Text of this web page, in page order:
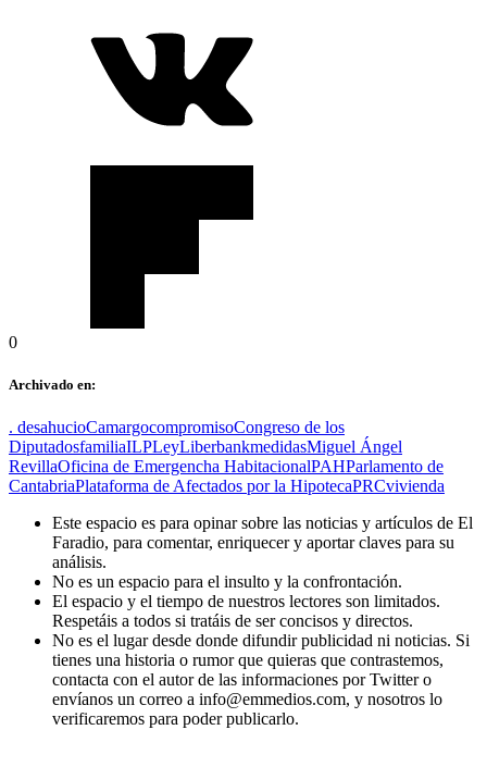
0
Archivado en:
. desahucioCamargocompromisoCongreso de los
DiputadosfamiliaILPLeyLiberbankmedidasMiguel Ángel
RevillaOficina de Emergencha HabitacionalPAHParlamento de
CantabriaPlataforma de Afectados por la HipotecaPRCvivienda
Este espacio es para opinar sobre las noticias y artículos de El
Faradio, para comentar, enriquecer y aportar claves para su
análisis.
No es un espacio para el insulto y la confrontación.
El espacio y el tiempo de nuestros lectores son limitados.
Respetáis a todos si tratáis de ser concisos y directos.
No es el lugar desde donde difundir publicidad ni noticias. Si
tienes una historia o rumor que quieras que contrastemos,
contacta con el autor de las informaciones por Twitter o
envíanos un correo a info@emmedios.com, y nosotros lo
verificaremos para poder publicarlo.